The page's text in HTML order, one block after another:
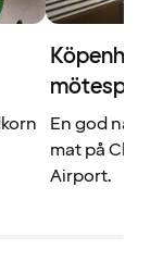
En god
mat på
Airport.